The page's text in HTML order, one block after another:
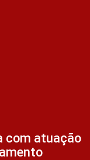
com atuação